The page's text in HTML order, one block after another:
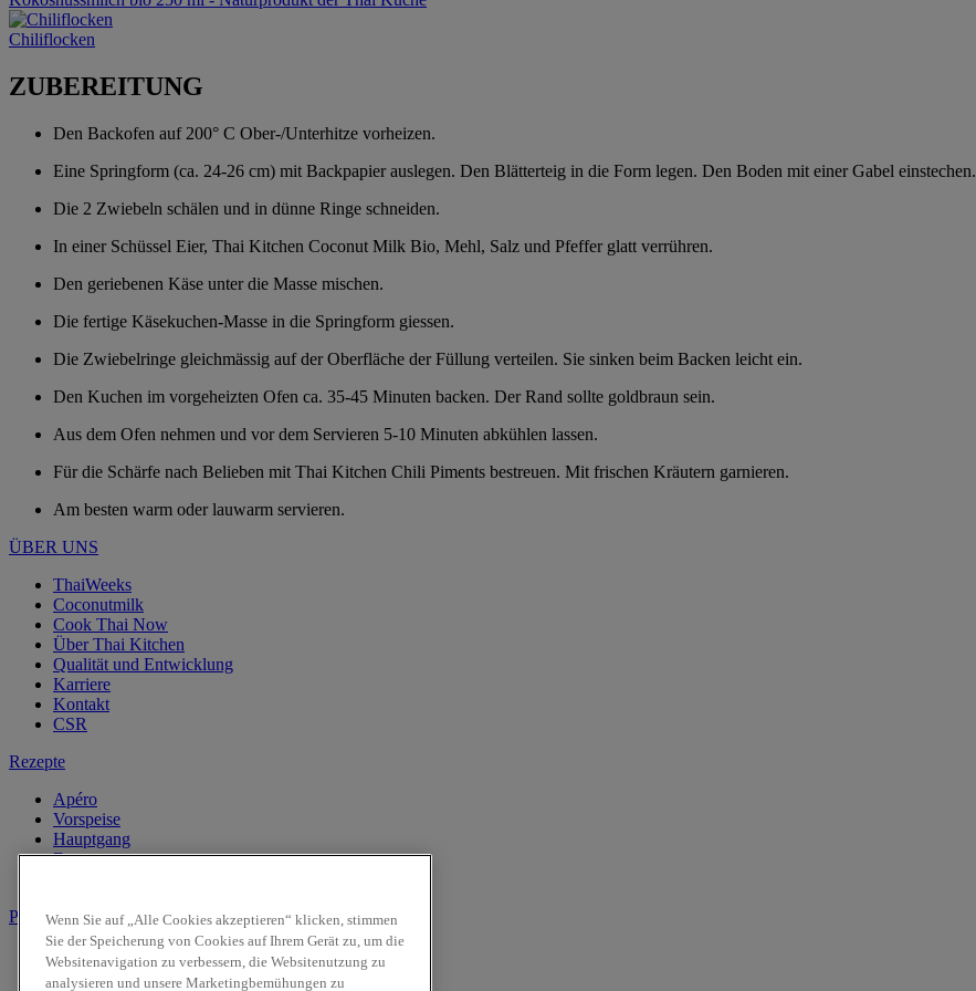
Chiliflocken
ZUBEREITUNG
Den Backofen auf 200° C Ober-/Unterhitze vorheizen.
Eine Springform (ca. 24-26 cm) mit Backpapier auslegen. Den Blätterteig in die Form legen. Den Boden mit einer Gabel einstechen.
Die 2 Zwiebeln schälen und in dünne Ringe schneiden.
In einer Schüssel Eier, Thai Kitchen Coconut Milk Bio, Mehl, Salz und Pfeffer glatt verrühren.
Den geriebenen Käse unter die Masse mischen.
Die fertige Käsekuchen-Masse in die Springform giessen.
Die Zwiebelringe gleichmässig auf der Oberfläche der Füllung verteilen. Sie sinken beim Backen leicht ein.
Den Kuchen im vorgeheizten Ofen ca. 35-45 Minuten backen. Der Rand sollte goldbraun sein.
Aus dem Ofen nehmen und vor dem Servieren 5-10 Minuten abkühlen lassen.
Für die Schärfe nach Belieben mit Thai Kitchen Chili Piments bestreuen. Mit frischen Kräutern garnieren.
Am besten warm oder lauwarm servieren.
ÜBER UNS
ThaiWeeks
Coconutmilk
Cook Thai Now
Über Thai Kitchen
Qualität und Entwicklung
Karriere
Kontakt
CSR
Rezepte
Apéro
Vorspeise
Hauptgang
Dessert
Produkte
Kokosnussmilch
Pasten
Wenn Sie auf „Alle Cookies akzeptieren“ klicken, stimmen
Sie der Speicherung von Cookies auf Ihrem Gerät zu, um die
Websitenavigation zu verbessern, die Websitenutzung zu
analysieren und unsere Marketingbemühungen zu